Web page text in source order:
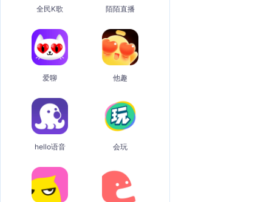
全民K歌 陌陌直播
爱聊 他趣
hello语音 会玩